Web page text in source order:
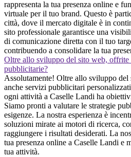
rappresenta la tua presenza online e
virtuale per il tuo brand. Questo è
città, dove il mercato digitale è in
sito professionale garantisce una
di comunicazione diretta con il tuo
contribuendo a consolidare la tua
Oltre allo sviluppo del sito web, offrite
pubblicitarie?
Assolutamente! Oltre allo sviluppo
anche servizi pubblicitari
ogni attività a Caselle Landi ha
Siamo pronti a valutare le strategie
esigenze. La nostra esperienza è
soluzioni mirate ai motori di ricerca,
raggiungere i risultati desiderati. La
tua presenza online a Caselle Landi e
tua attività.